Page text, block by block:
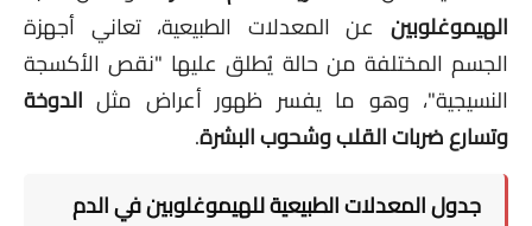
الهيموغلوبين عن المعدلات الطبيعية، تعاني أجهزة
الجسم المختلفة من حالة يُطلق عليها "نقص الأكسجة
النسيجية"، وهو ما يفسر ظهور أعراض مثل الدوخة
وتسارع ضربات القلب وشحوب البشرة.
جدول المعدلات الطبيعية للهيموغلوبين في الدم